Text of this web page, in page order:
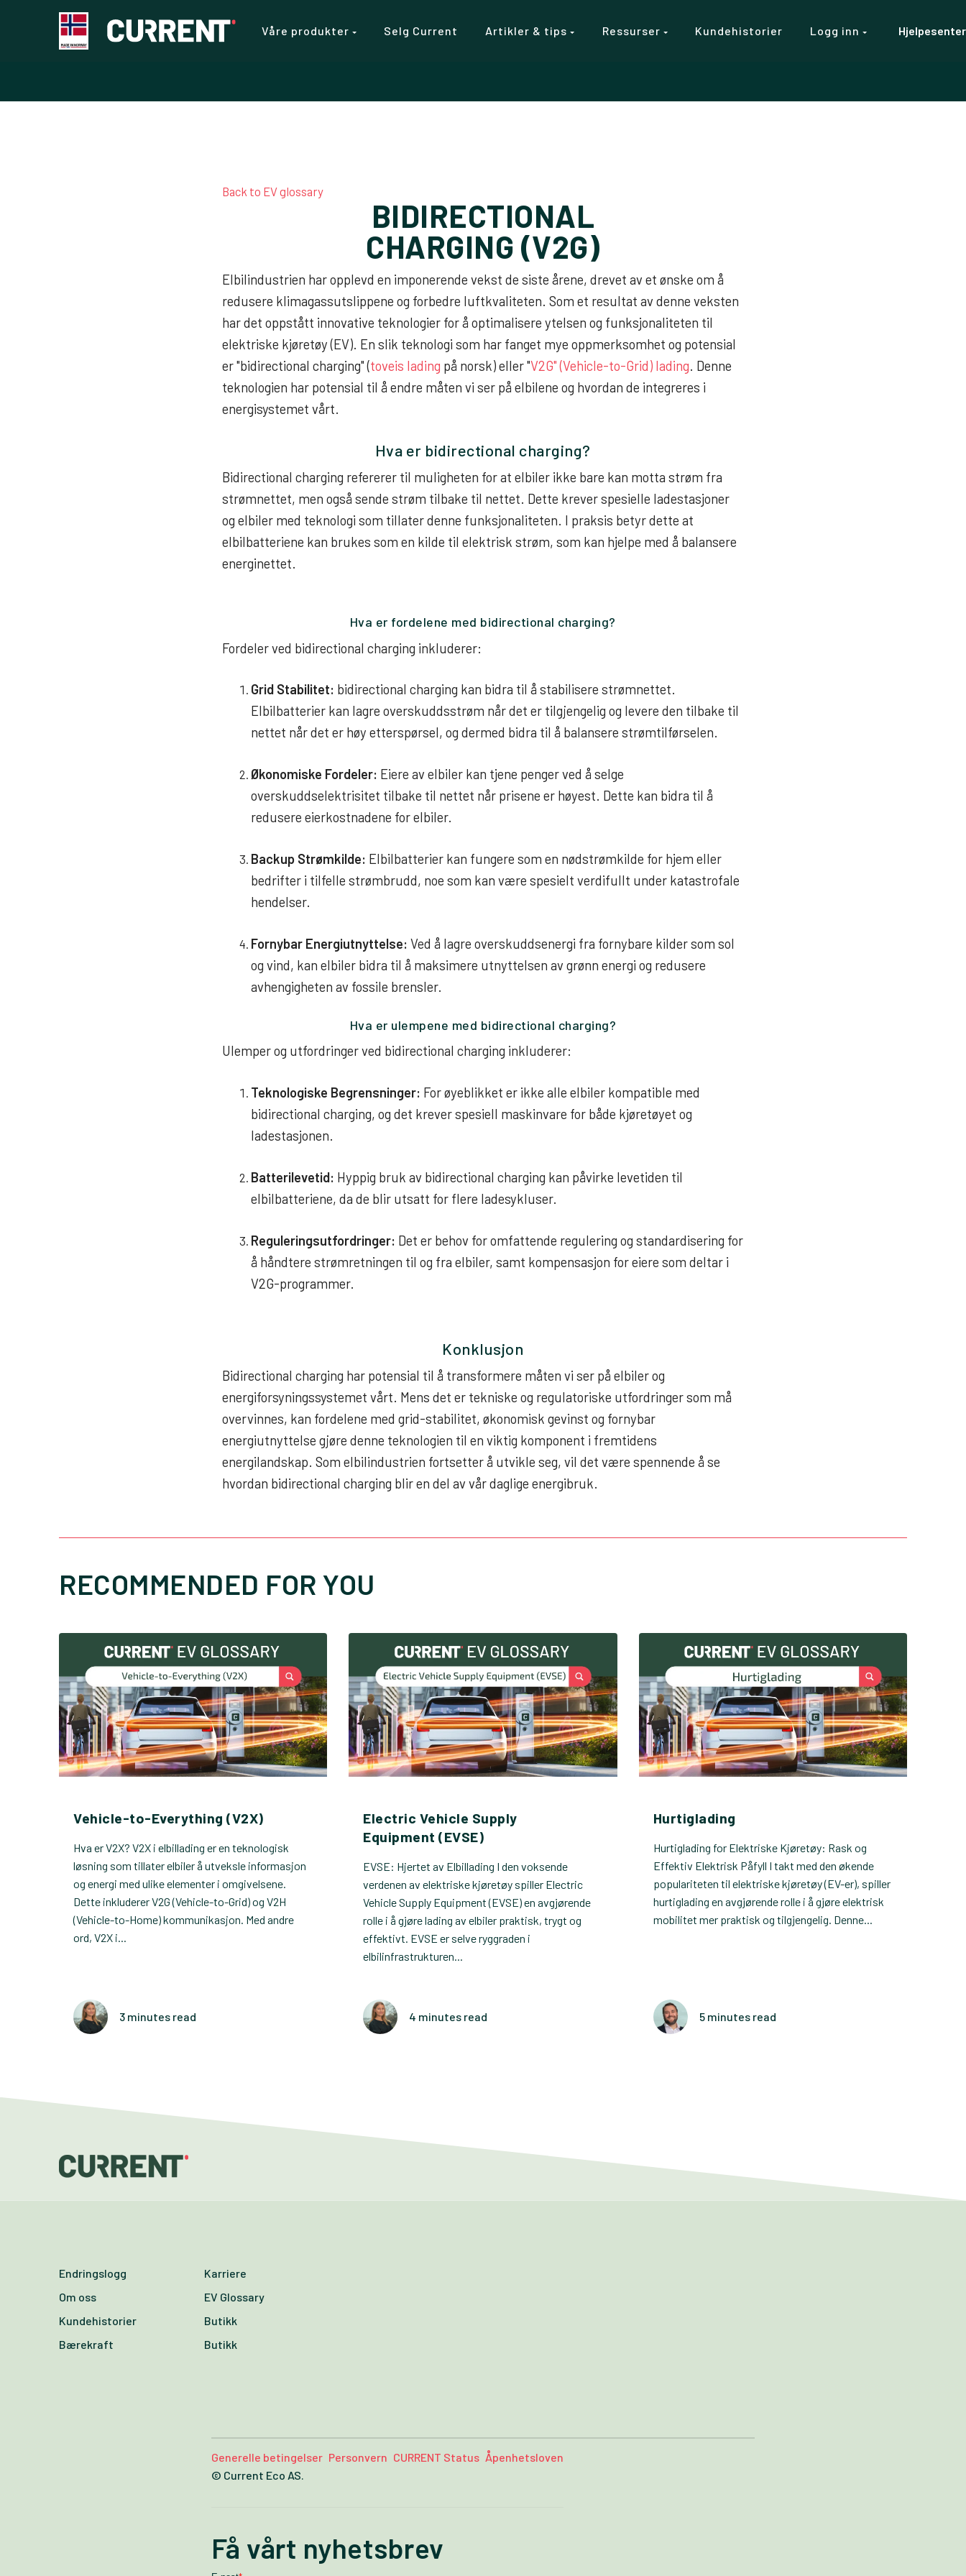
Våre produkter Selg Current Artikler & tips Ressurser Kundehistorier Logg inn Hjelpesenter
Back to EV glossary
BIDIRECTIONAL
CHARGING (V2G)
Elbilindustrien har opplevd en imponerende vekst de siste årene, drevet av et ønske om å
redusere klimagassutslippene og forbedre luftkvaliteten. Som et resultat av denne veksten
har det oppstått innovative teknologier for å optimalisere ytelsen og funksjonaliteten til
elektriske kjøretøy (EV). En slik teknologi som har fanget mye oppmerksomhet og potensial
er "bidirectional charging" (toveis lading på norsk) eller "V2G" (Vehicle-to-Grid) lading. Denne
teknologien har potensial til å endre måten vi ser på elbilene og hvordan de integreres i
energisystemet vårt.
Hva er bidirectional charging?
Bidirectional charging refererer til muligheten for at elbiler ikke bare kan motta strøm fra
strømnettet, men også sende strøm tilbake til nettet. Dette krever spesielle ladestasjoner
og elbiler med teknologi som tillater denne funksjonaliteten. I praksis betyr dette at
elbilbatteriene kan brukes som en kilde til elektrisk strøm, som kan hjelpe med å balansere
energinettet.
Hva er fordelene med bidirectional charging?
Fordeler ved bidirectional charging inkluderer:
Grid Stabilitet: bidirectional charging kan bidra til å stabilisere strømnettet.
Elbilbatterier kan lagre overskuddsstrøm når det er tilgjengelig og levere den tilbake til
nettet når det er høy etterspørsel, og dermed bidra til å balansere strømtilførselen.
Økonomiske Fordeler: Eiere av elbiler kan tjene penger ved å selge
overskuddselektrisitet tilbake til nettet når prisene er høyest. Dette kan bidra til å
redusere eierkostnadene for elbiler.
Backup Strømkilde: Elbilbatterier kan fungere som en nødstrømkilde for hjem eller
bedrifter i tilfelle strømbrudd, noe som kan være spesielt verdifullt under katastrofale
hendelser.
Fornybar Energiutnyttelse: Ved å lagre overskuddsenergi fra fornybare kilder som sol
og vind, kan elbiler bidra til å maksimere utnyttelsen av grønn energi og redusere
avhengigheten av fossile brensler.
Hva er ulempene med bidirectional charging?
Ulemper og utfordringer ved bidirectional charging inkluderer:
Teknologiske Begrensninger: For øyeblikket er ikke alle elbiler kompatible med
bidirectional charging, og det krever spesiell maskinvare for både kjøretøyet og
ladestasjonen.
Batterilevetid: Hyppig bruk av bidirectional charging kan påvirke levetiden til
elbilbatteriene, da de blir utsatt for flere ladesykluser.
Reguleringsutfordringer: Det er behov for omfattende regulering og standardisering for
å håndtere strømretningen til og fra elbiler, samt kompensasjon for eiere som deltar i
V2G-programmer.
Konklusjon
Bidirectional charging har potensial til å transformere måten vi ser på elbiler og
energiforsyningssystemet vårt. Mens det er tekniske og regulatoriske utfordringer som må
overvinnes, kan fordelene med grid-stabilitet, økonomisk gevinst og fornybar
energiutnyttelse gjøre denne teknologien til en viktig komponent i fremtidens
energilandskap. Som elbilindustrien fortsetter å utvikle seg, vil det være spennende å se
hvordan bidirectional charging blir en del av vår daglige energibruk.
RECOMMENDED FOR YOU
Vehicle-to-Everything (V2X)
Hva er V2X? V2X i elbillading er en teknologisk
løsning som tillater elbiler å utveksle informasjon
og energi med ulike elementer i omgivelsene.
Dette inkluderer V2G (Vehicle-to-Grid) og V2H
(Vehicle-to-Home) kommunikasjon. Med andre
ord, V2X i...
3 minutes read
Electric Vehicle Supply
Equipment (EVSE)
EVSE: Hjertet av Elbillading I den voksende
verdenen av elektriske kjøretøy spiller Electric
Vehicle Supply Equipment (EVSE) en avgjørende
rolle i å gjøre lading av elbiler praktisk, trygt og
effektivt. EVSE er selve ryggraden i
elbilinfrastrukturen...
4 minutes read
Hurtiglading
Hurtiglading for Elektriske Kjøretøy: Rask og
Effektiv Elektrisk Påfyll I takt med den økende
populariteten til elektriske kjøretøy (EV-er), spiller
hurtiglading en avgjørende rolle i å gjøre elektrisk
mobilitet mer praktisk og tilgjengelig. Denne...
5 minutes read
Endringslogg
Om oss
Kundehistorier
Bærekraft
Karriere
EV Glossary
Butikk
Butikk
Generelle betingelser Personvern CURRENT Status Åpenhetsloven
© Current Eco AS.
Få vårt nyhetsbrev